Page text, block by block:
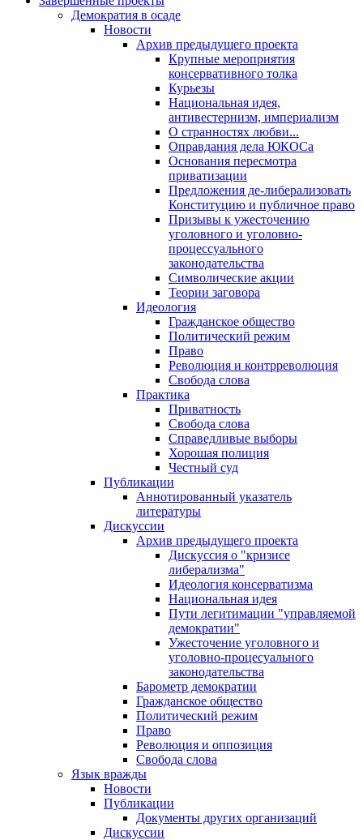
Демократия в осаде
Новости
Архив предыдущего проекта
Крупные мероприятия
консервативного толка
Курьезы
Национальная идея,
антивестернизм, империализм
О странностях любви...
Оправдания дела ЮКОСа
Основания пересмотра
приватизации
Предложения де-либерализовать
Конституцию и публичное право
Призывы к ужесточению
уголовного и уголовно-
процессуального
законодательства
Символические акции
Теории заговора
Идеология
Гражданское общество
Политический режим
Право
Революция и контрреволюция
Свобода слова
Практика
Приватность
Свобода слова
Справедливые выборы
Хорошая полиция
Честный суд
Публикации
Аннотированный указатель
литературы
Дискуссии
Архив предыдущего проекта
Дискуссия о "кризисе
либерализма"
Идеология консерватизма
Национальная идея
Пути легитимации "управляемой
демократии"
Ужесточение уголовного и
уголовно-процесуального
законодательства
Барометр демократии
Гражданское общество
Политический режим
Право
Революция и оппозиция
Свобода слова
Язык вражды
Новости
Публикации
Документы других организаций
Дискуссии